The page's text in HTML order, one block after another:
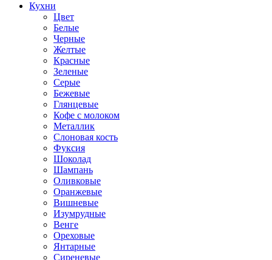
Кухни
Цвет
Белые
Черные
Желтые
Красные
Зеленые
Серые
Бежевые
Глянцевые
Кофе с молоком
Металлик
Слоновая кость
Фуксия
Шоколад
Шампань
Оливковые
Оранжевые
Вишневые
Изумрудные
Венге
Ореховые
Янтарные
Сиреневые